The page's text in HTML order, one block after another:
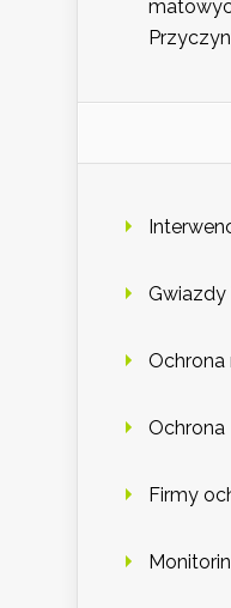
Gwiazdy
Ochrona
Ochrona
Firmy